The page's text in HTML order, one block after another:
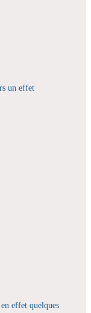
un effet
effet quelques